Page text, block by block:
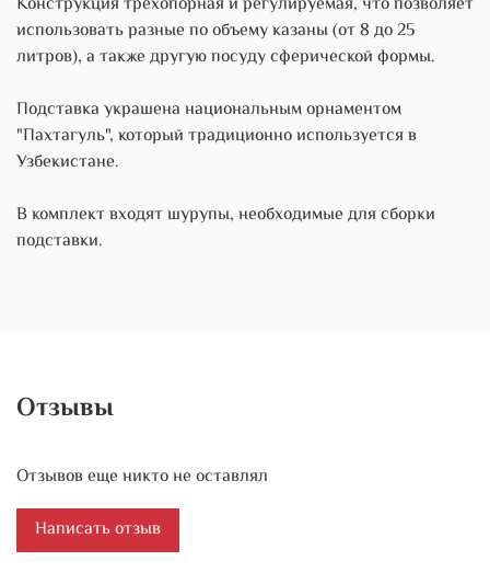
использовать разные по объему казаны (от 8 до 25
литров), а также другую посуду сферической формы.
Подставка украшена национальным орнаментом
"Пахтагуль", который традиционно используется в
Узбекистане.
В комплект входят шурупы, необходимые для сборки
подставки.
Отзывы
Отзывов еще никто не оставлял
Написать отзыв